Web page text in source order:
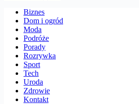
Biznes
Dom i ogród
Moda
Podróże
Porady
Rozrywka
Sport
Tech
Uroda
Zdrowie
Kontakt